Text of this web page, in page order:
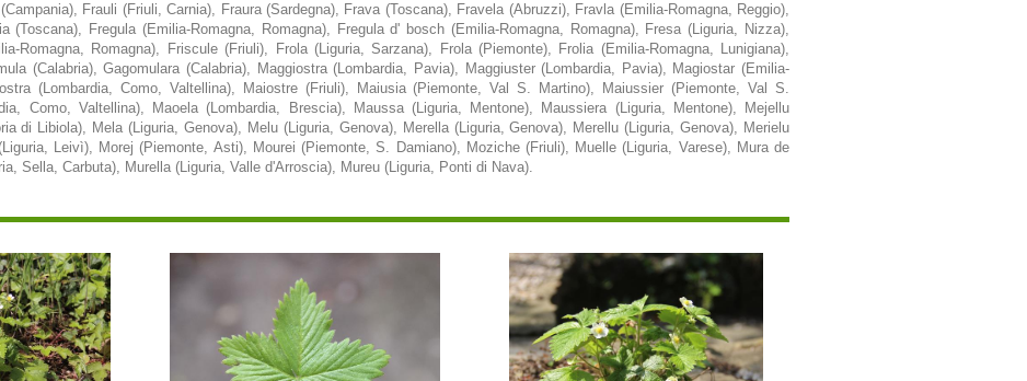
Frauli (Friuli, Carnia), Fraura (Sardegna), Frava (Toscana), Fravela (Abruzzi), Fravla (Emilia-Romagna, Reggio),
(Toscana), Fregula (Emilia-Romagna, Romagna), Fregula d' bosch (Emilia-Romagna, Romagna), Fresa (Liguria, Nizza),
Romagna, Romagna), Friscule (Friuli), Frola (Liguria, Sarzana), Frola (Piemonte), Frolia (Emilia-Romagna, Lunigiana),
(Calabria), Gagomulara (Calabria), Maggiostra (Lombardia, Pavia), Maggiuster (Lombardia, Pavia), Magiostar (Emilia-
(Lombardia, Como, Valtellina), Maiostre (Friuli), Maiusia (Piemonte, Val S. Martino), Maiussier (Piemonte, Val S.
Como, Valtellina), Maoela (Lombardia, Brescia), Maussa (Liguria, Mentone), Maussiera (Liguria, Mentone), Mejellu
di Libiola), Mela (Liguria, Genova), Melu (Liguria, Genova), Merella (Liguria, Genova), Merellu (Liguria, Genova), Merielu
Leivì), Morej (Piemonte, Asti), Mourei (Piemonte, S. Damiano), Moziche (Friuli), Muelle (Liguria, Varese), Mura de
Sella, Carbuta), Murella (Liguria, Valle d'Arroscia), Mureu (Liguria, Ponti di Nava).